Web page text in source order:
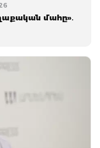
մահը»․